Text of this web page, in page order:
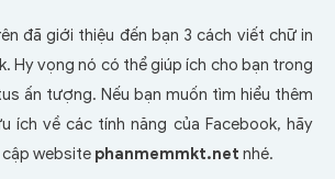
đã giới thiệu đến bạn 3 cách viết chữ in
Hy vọng nó có thể giúp ích cho bạn trong
ấn tượng. Nếu bạn muốn tìm hiểu thêm
ích về các tính năng của Facebook, hãy
website phanmemmkt.net nhé.